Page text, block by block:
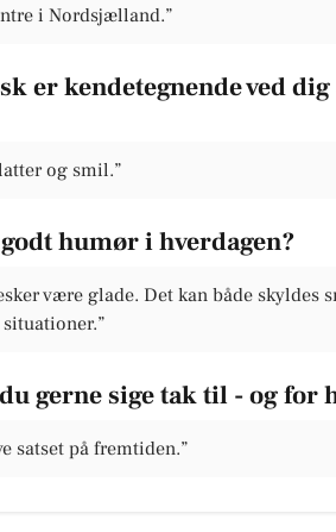
i Nordsjælland.”
er kendetegnende ved dig
og smil.”
humør i hverdagen?
være glade. Det kan både skyldes
gerne sige tak til - og for
satset på fremtiden.”